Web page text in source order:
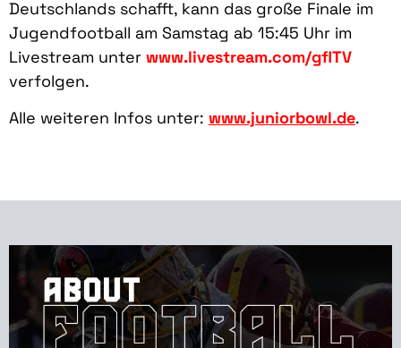
Deutschlands schafft, kann das große Finale im
Jugendfootball am Samstag ab 15:45 Uhr im
Livestream unter www.livestream.com/gflTV
verfolgen.
Alle weiteren Infos unter: www.juniorbowl.de.